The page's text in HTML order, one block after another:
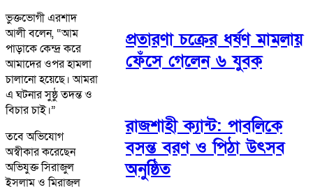
ভুক্তভোগী এরশাদ
আলী বলেন, “আম
পাড়াকে কেন্দ্র করে
আমাদের ওপর হামলা
চালানো হয়েছে। আমরা
এ ঘটনার সুষ্ঠু তদন্ত ও
বিচার চাই।”
তবে অভিযোগ
অস্বীকার করেছেন
অভিযুক্ত সিরাজুল
ইসলাম ও মিরাজুল
প্রতারণা চক্রের ধর্ষণ মামলায়
ফেঁসে গেলেন ৬ যুবক
রাজশাহী ক্যান্ট: পাবলিকে
বসন্ত বরণ ও পিঠা উৎসব
অনুষ্ঠিত